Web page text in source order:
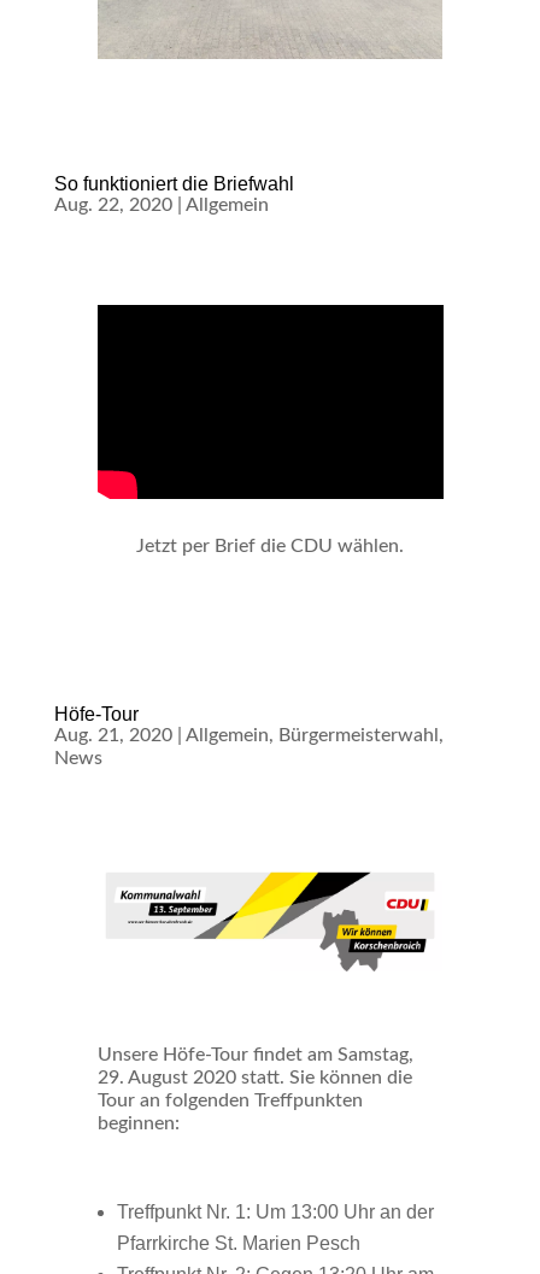
So funktioniert die Briefwahl
Aug. 22, 2020| Allgemein
Jetzt per Brief die CDU wählen.
Höfe-Tour
Aug. 21, 2020| Allgemein, Bürgermeisterwahl ,
News
Unsere Höfe-Tour findet am Samstag,
29. August 2020 statt. Sie können die
Tour an folgenden Treffpunkten
beginnen:
Treffpunkt Nr. 1: Um 13:00 Uhr an der
Pfarrkirche St. Marien Pesch